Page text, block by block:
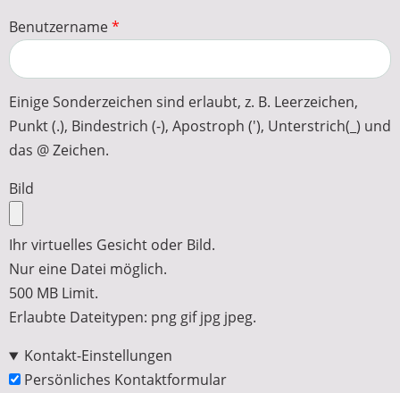
Benutzername
Einige Sonderzeichen sind erlaubt, z. B. Leerzeichen,
Punkt (.), Bindestrich (-), Apostroph ('), Unterstrich(_) und
das @ Zeichen.
Bild
Ihr virtuelles Gesicht oder Bild.
Nur eine Datei möglich.
500 MB Limit.
Erlaubte Dateitypen: png gif jpg jpeg.
Kontakt-Einstellungen
Persönliches Kontaktformular